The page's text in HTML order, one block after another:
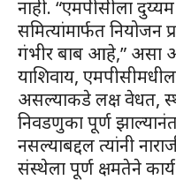
नाही. “एमपीसीला
समित्यांमार्फत नियोजन
गंभीर बाब आहे,” असा
याशिवाय,
असल्याकडे लक्ष वेधत,
निवडणुका पूर्ण
नसल्याबद्दल त्यांनी
संस्थेला पूर्ण क्षमतेने